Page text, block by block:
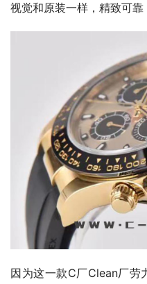
视觉和原装一样，精致可靠
因为这一款C厂Clean厂劳